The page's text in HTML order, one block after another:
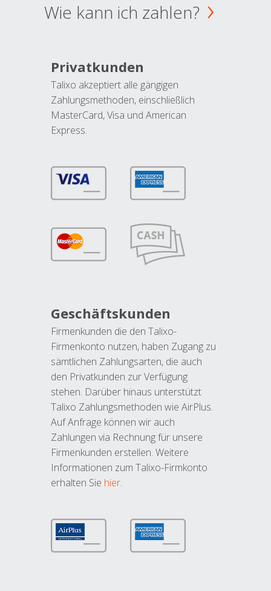
Wie kann ich zahlen?
Privatkunden
Talixo akzeptiert alle gängigen
Zahlungsmethoden, einschließlich
MasterCard, Visa und American
Express.
Geschäftskunden
Firmenkunden die den Talixo-
Firmenkonto nutzen, haben Zugang zu
sämtlichen Zahlungsarten, die auch
den Privatkunden zur Verfügung
stehen. Darüber hinaus unterstützt
Talixo Zahlungsmethoden wie AirPlus.
Auf Anfrage können wir auch
Zahlungen via Rechnung für unsere
Firmenkunden erstellen. Weitere
Informationen zum Talixo-Firmkonto
erhalten Sie hier.